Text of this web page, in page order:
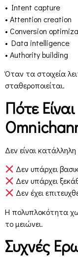
• Intent capture
• Attention creation
• Conversion
• Data intelligence
• Authority building
Όταν τα στοιχεία
σταθεροποιείται.
Πότε
Δεν είναι
Δεν υπάρχει
Δεν υπάρχει
Δεν έχει
Η πολυπλοκότητα
το μειώνει.
Συχνές